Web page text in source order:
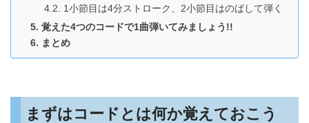
1小節目は4分ストローク、2小節目はのばして弾く
覚えた4つのコードで1曲弾いてみましょう!!
まとめ
まずはコードとは何か覚えておこう